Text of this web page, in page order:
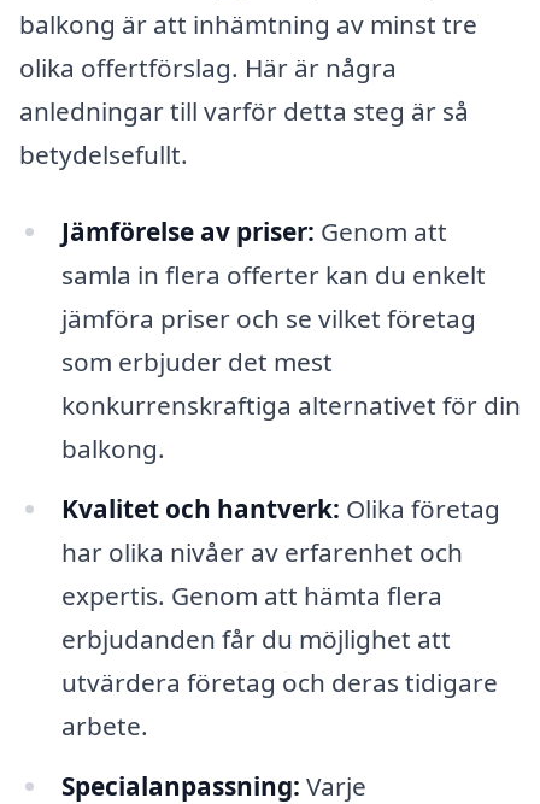
balkong är att inhämtning av minst tre
olika offertförslag. Här är några
anledningar till varför detta steg är så
betydelsefullt.
Jämförelse av priser: Genom att
samla in flera offerter kan du enkelt
jämföra priser och se vilket företag
som erbjuder det mest
konkurrenskraftiga alternativet för din
balkong.
Kvalitet och hantverk: Olika företag
har olika nivåer av erfarenhet och
expertis. Genom att hämta flera
erbjudanden får du möjlighet att
utvärdera företag och deras tidigare
arbete.
Specialanpassning: Varje